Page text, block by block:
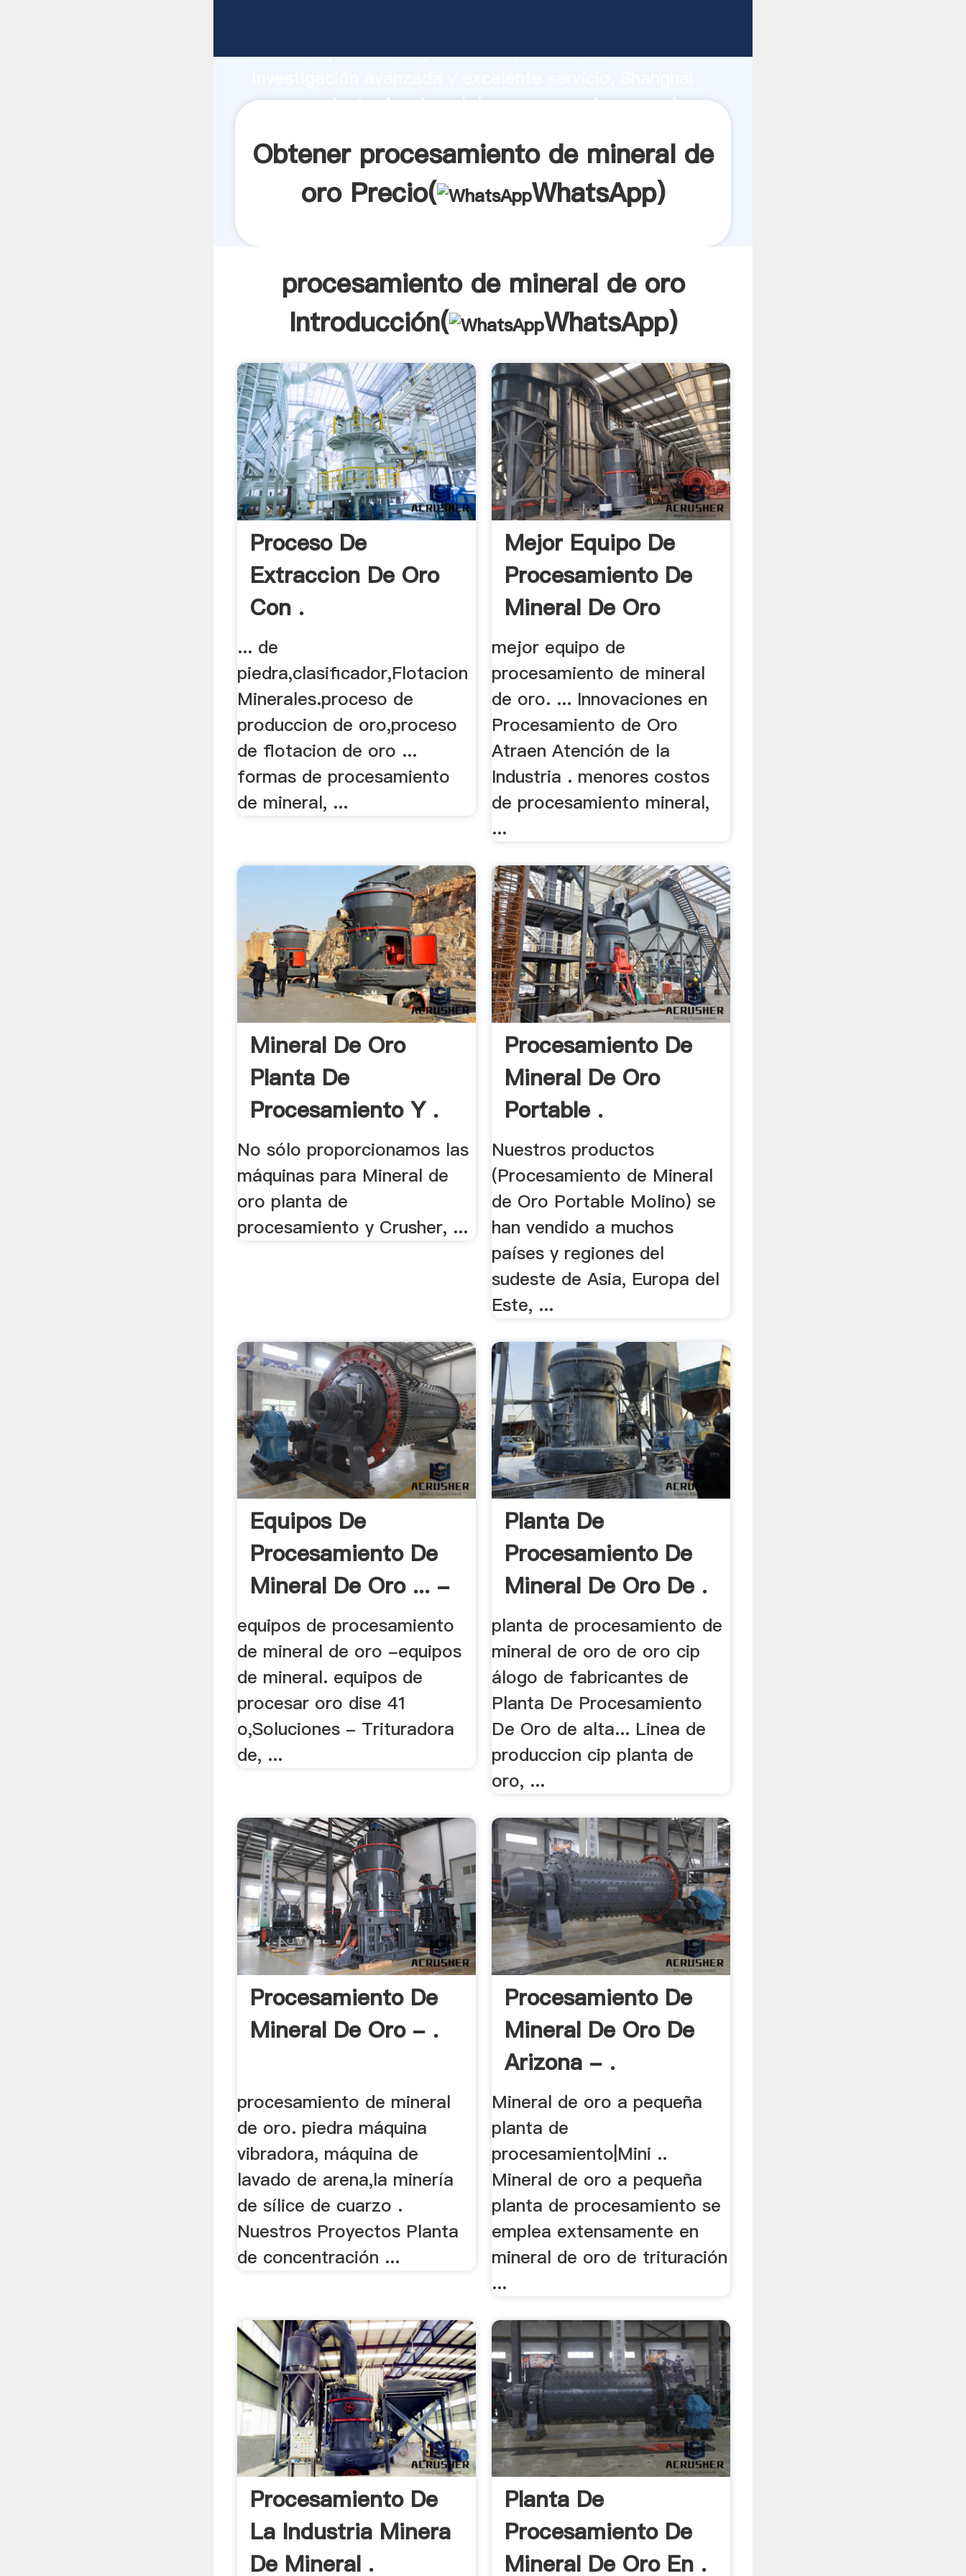
fuerte capacidad de producción, fuerza de
procesamiento de mineral de oro proveedor crea el
Obtener procesamiento de mineral de
oro Precio(
WhatsApp)
procesamiento de mineral de oro
Introducción(
WhatsApp)
Proceso De
Extraccion De Oro
Con .
... de
piedra,clasificador,Flotacion
Minerales.proceso de
produccion de oro,proceso
de flotacion de oro ...
formas de procesamiento
de mineral, ...
Mejor Equipo De
Procesamiento De
Mineral De Oro
mejor equipo de
procesamiento de mineral
de oro. ... Innovaciones en
Procesamiento de Oro
Atraen Atención de la
Industria . menores costos
de procesamiento mineral,
...
Mineral De Oro
Planta De
Procesamiento Y .
No sólo proporcionamos las
máquinas para Mineral de
oro planta de
procesamiento y Crusher, ...
Procesamiento De
Mineral De Oro
Portable .
Nuestros productos
(Procesamiento de Mineral
de Oro Portable Molino) se
han vendido a muchos
países y regiones del
sudeste de Asia, Europa del
Este, ...
Equipos De
Procesamiento De
Mineral De Oro ... -
.
equipos de procesamiento
de mineral de oro -equipos
de mineral. equipos de
procesar oro dise 41
o,Soluciones - Trituradora
de, ...
Planta De
Procesamiento De
Mineral De Oro De .
planta de procesamiento de
mineral de oro de oro cip
álogo de fabricantes de
Planta De Procesamiento
De Oro de alta... Linea de
produccion cip planta de
oro, ...
Procesamiento De
Mineral De Oro - .
procesamiento de mineral
de oro. piedra máquina
vibradora, máquina de
lavado de arena,la minería
de sílice de cuarzo .
Nuestros Proyectos Planta
de concentración ...
Procesamiento De
Mineral De Oro De
Arizona - .
Mineral de oro a pequeña
planta de
procesamiento|Mini ..
Mineral de oro a pequeña
planta de procesamiento se
emplea extensamente en
mineral de oro de trituración
...
Procesamiento De
La Industria Minera
De Mineral .
Planta De
Procesamiento De
Mineral De Oro En .